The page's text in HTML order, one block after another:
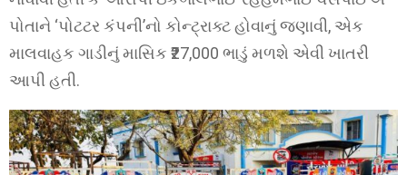
પોતાને ‘પોટટર કંપની’નો કોન્ટ્રાક્ટ હોવાનું જણાવી, એક
માલવાહક ગાડીનું માસિક ₹27,000 ભાડું મળશે એવી ખાતરી
આપી હતી.